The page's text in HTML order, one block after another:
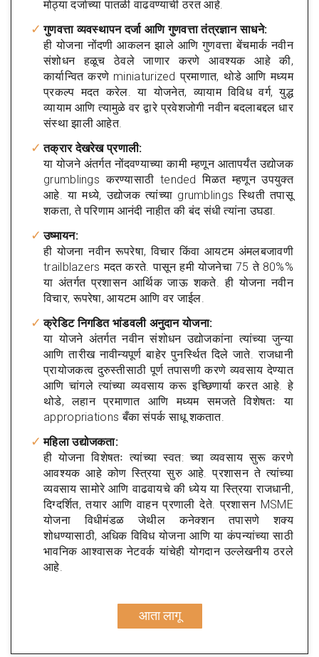
मोठ्या दर्जाच्या पातळी वाढवण्याची ठरत आहे.
गुणवत्ता व्यवस्थापन दर्जा आणि गुणवत्ता तंत्रज्ञान साधने:
ही योजना नोंदणी आकलन झाले आणि गुणवत्ता बेंचमार्क नवीन
संशोधन हळूच ठेवले जाणार करणे आवश्यक आहे की,
कार्यान्वित करणे miniaturized प्रमाणात, थोडे आणि मध्यम
प्रकल्प मदत करेल. या योजनेत, व्यायाम विविध वर्ग, युद्ध
व्यायाम आणि त्यामुळे वर द्वारे प्रवेशजोगी नवीन बदलाबद्दल धार
संस्था झाली आहेत.
तक्रार देखरेख प्रणाली:
या योजने अंतर्गत नोंदवण्याच्या कामी म्हणून आतापर्यंत उद्योजक
grumblings करण्यासाठी tended मिळत म्हणून उपयुक्त
आहे. या मध्ये, उद्योजक त्यांच्या grumblings स्थिती तपासू
शकता, ते परिणाम आनंदी नाहीत की बंद संधी त्यांना उघडा.
उष्मायन:
ही योजना नवीन रूपरेषा, विचार किंवा आयटम अंमलबजावणी
trailblazers मदत करते. पासून हमी योजनेचा 75 ते 80%%
या अंतर्गत प्रशासन आर्थिक जाऊ शकते. ही योजना नवीन
विचार, रूपरेषा, आयटम आणि वर जाईल.
क्रेडिट निगडित भांडवली अनुदान योजना:
या योजने अंतर्गत नवीन संशोधन उद्योजकांना त्यांच्या जुन्या
आणि तारीख नावीन्यपूर्ण बाहेर पुनर्स्थित दिले जाते. राजधानी
प्रायोजकत्व दुरुस्तीसाठी पूर्ण तपासणी करणे व्यवसाय देण्यात
आणि चांगले त्यांच्या व्यवसाय करू इच्छिणार्या करत आहे. हे
थोडे, लहान प्रमाणात आणि मध्यम समजते विशेषतः या
appropriations बँका संपर्क साधू शकतात.
महिला उद्योजकता:
ही योजना विशेषतः त्यांच्या स्वत: च्या व्यवसाय सुरू करणे
आवश्यक आहे कोण स्त्रिया सुरु आहे. प्रशासन ते त्यांच्या
व्यवसाय सामोरे आणि वाढवायचे की ध्येय या स्त्रिया राजधानी,
दिग्दर्शित, तयार आणि वाहन प्रणाली देते. प्रशासन MSME
योजना विधीमंडळ जेथील कनेक्शन तपासणे शक्य
शोधण्यासाठी, अधिक विविध योजना आणि या कंपन्यांच्या साठी
भावनिक आश्वासक नेटवर्क यांचेही योगदान उल्लेखनीय ठरले
आहे.
आता लागू